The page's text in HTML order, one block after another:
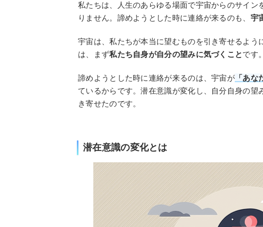
私たちは、人生のあらゆる場面で宇宙からのサイ
りません。諦めようとした時に連絡が来るのも、 宇
宇宙は、私たちが本当に望むものを引き寄せるよ
は、まず私たち自身が自分の望みに気づくことです
諦めようとした時に連絡が来るのは、宇宙が 「あ
ているからです。潜在意識が変化し、自分自身の望
き寄せたのです。
潜在意識の変化とは